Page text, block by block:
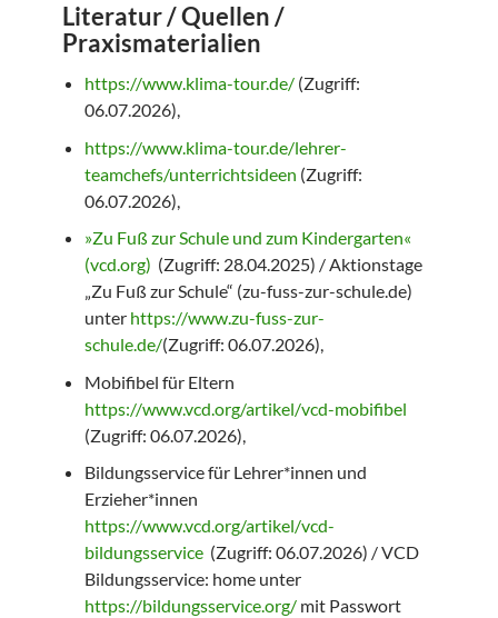
Literatur / Quellen /
Praxismaterialien
https://www.klima-tour.de/ (Zugriff:
06.07.2026),
https://www.klima-tour.de/lehrer-
teamchefs/unterrichtsideen (Zugriff:
06.07.2026),
»Zu Fuß zur Schule und zum Kindergarten«
(vcd.org) (Zugriff: 28.04.2025) / Aktionstage
„Zu Fuß zur Schule“ (zu-fuss-zur-schule.de)
unter https://www.zu-fuss-zur-
schule.de/(Zugriff: 06.07.2026),
Mobifibel für Eltern
https://www.vcd.org/artikel/vcd-mobifibel
(Zugriff: 06.07.2026),
Bildungsservice für Lehrer*innen und
Erzieher*innen
https://www.vcd.org/artikel/vcd-
bildungsservice (Zugriff: 06.07.2026) / VCD
Bildungsservice: home unter
https://bildungsservice.org/ mit Passwort